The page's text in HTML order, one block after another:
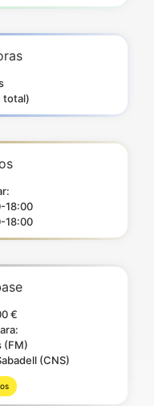
total)
18:00
18:00
€
(FM)
(CNS)